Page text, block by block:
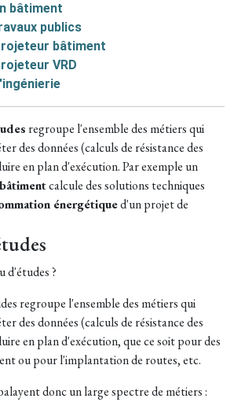
bâtiment
publics
bâtiment
VRD
regroupe l'ensemble des métiers qui
des données (calculs de résistance des
en plan d'exécution. Par exemple un
calcule des solutions techniques
énergétiqued'un projet de
d'études ?
regroupe l'ensemble des métiers qui
des données (calculs de résistance des
en plan d'exécution, que ce soit pour des
ou pour l'implantation de routes, etc.
donc un large spectre de métiers :